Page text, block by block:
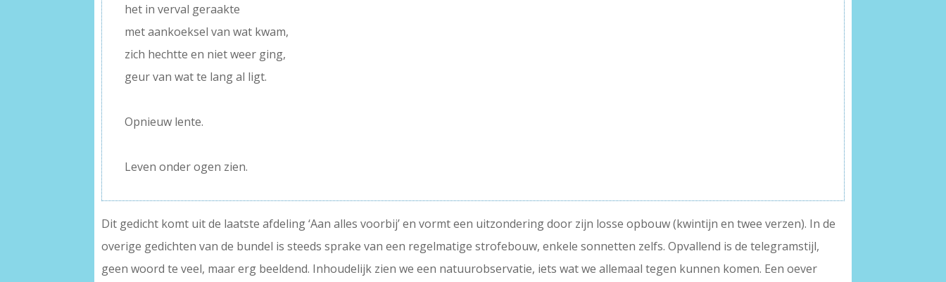
het in verval geraakte
met aankoeksel van wat kwam,
zich hechtte en niet weer ging,
geur van wat te lang al ligt.
Opnieuw lente.
Leven onder ogen zien.
Dit gedicht komt uit de laatste afdeling ‘Aan alles voorbij’ en vormt een uitzondering door zijn losse opbouw (kwintijn en twee verzen). In de
overige gedichten van de bundel is steeds sprake van een regelmatige strofebouw, enkele sonnetten zelfs. Opvallend is de telegramstijl,
geen woord te veel, maar erg beeldend. Inhoudelijk zien we een natuurobservatie, iets wat we allemaal tegen kunnen komen. Een oever